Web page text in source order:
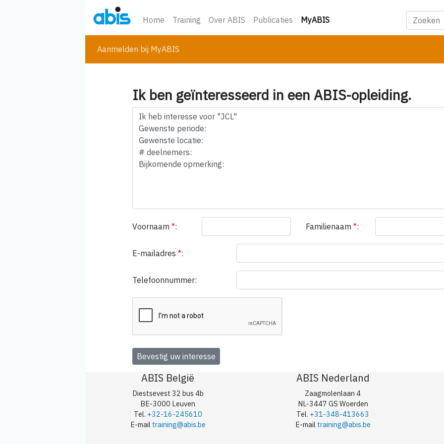
Home Training Over ABIS Publicaties MyABIS(huidige)
Aanmelden bij MyABIS
Ik ben geïnteresseerd in een ABIS-opleiding.
Voornaam *: Familienaam *:
E-mailadres *:
Telefoonnummer:
ABIS België
Diestsevest 32 bus 4b
BE-3000 Leuven
Tel. +32-16-245610
E-mail training@abis.be
ABIS Nederland
Zaagmolenlaan 4
NL-3447 GS Woerden
Tel. +31-348-413663
E-mail training@abis.be